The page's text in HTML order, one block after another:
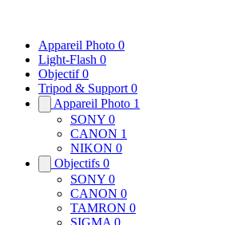
Appareil Photo 0
Light-Flash 0
Objectif 0
Tripod & Support 0
Appareil Photo 1
SONY 0
CANON 1
NIKON 0
Objectifs 0
SONY 0
CANON 0
TAMRON 0
SIGMA 0